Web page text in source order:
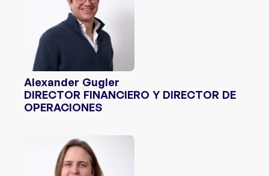
Alexander Gugler
DIRECTOR FINANCIERO Y DIRECTOR DE
OPERACIONES